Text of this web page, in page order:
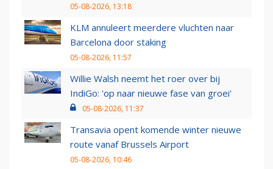
05-08-2026, 13:18
KLM annuleert meerdere vluchten naar
Barcelona door staking
05-08-2026, 11:57
Willie Walsh neemt het roer over bij
IndiGo: 'op naar nieuwe fase van groei'
05-08-2026, 11:37
Transavia opent komende winter nieuwe
route vanaf Brussels Airport
05-08-2026, 10:46